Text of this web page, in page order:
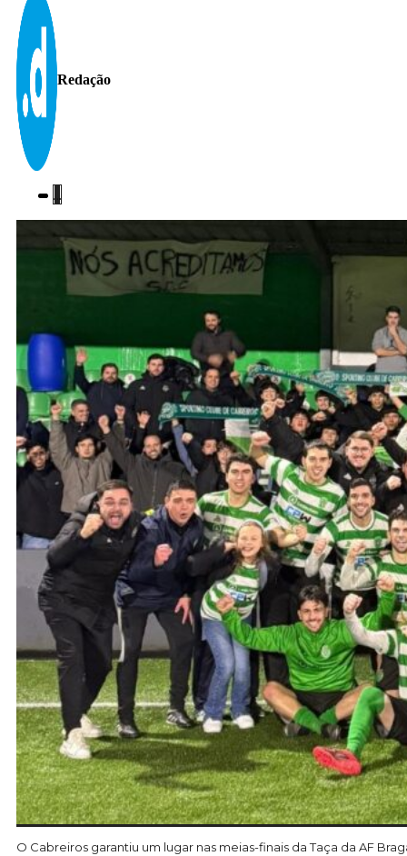
Redação
O Cabreiros garantiu um lugar nas meias-finais da Taça da AF